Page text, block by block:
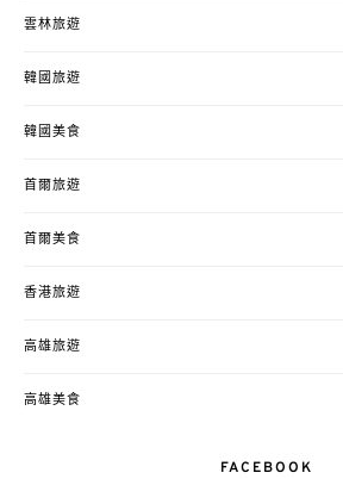
雲林旅遊
韓國旅遊
韓國美食
首爾旅遊
首爾美食
香港旅遊
高雄旅遊
高雄美食
FACEBOOK